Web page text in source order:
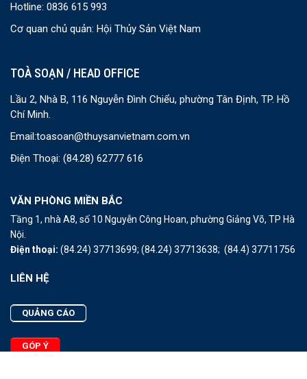
Hotline: 0836 615 993
Cơ quan chủ quản: Hội Thủy Sản Việt Nam
TOÀ SOẠN / HEAD OFFICE
Lầu 2, Nhà B, 116 Nguyễn Đình Chiểu, phường Tân Định, TP. Hồ
Chí Minh.
Email:toasoan@thuysanvietnam.com.vn
Điện Thoại: (84.28) 62777 616
VĂN PHÒNG MIỀN BẮC
Tầng 1, nhà A8, số 10 Nguyễn Công Hoan, phường Giảng Võ, TP Hà
Nội.
Điện thoại: (84.24) 37713699; (84.24) 37713638; (84.4) 37711756
LIÊN HỆ
QUẢNG CÁO
GÓP Ý